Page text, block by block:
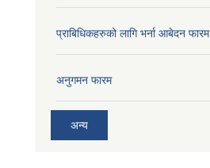
प्राबिधिकहरुको लागि भर्ना आबेदन फारम
अनुगमन फारम
अन्य